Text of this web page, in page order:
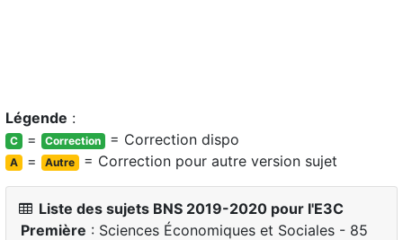
Légende :
C = Correction = Correction dispo
A = Autre = Correction pour autre version sujet
Liste des sujets BNS 2019-2020 pour l'E3C
Première : Sciences Économiques et Sociales - 85